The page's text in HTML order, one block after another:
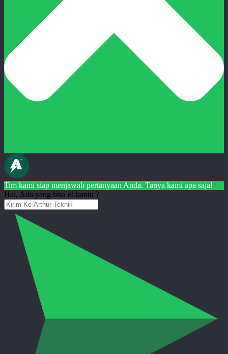
Tim kami siap menjawab pertanyaan Anda. Tanya kami apa saja!
Hai, Ada yang bisa di bantu ?